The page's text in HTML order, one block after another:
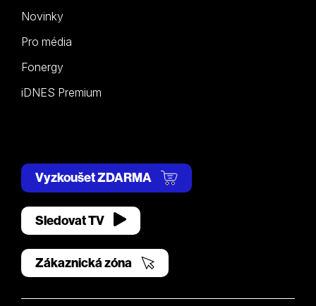
Novinky
Pro média
Fonergy
iDNES Premium
Vyzkoušet ZDARMA
Sledovat TV
Zákaznická zóna